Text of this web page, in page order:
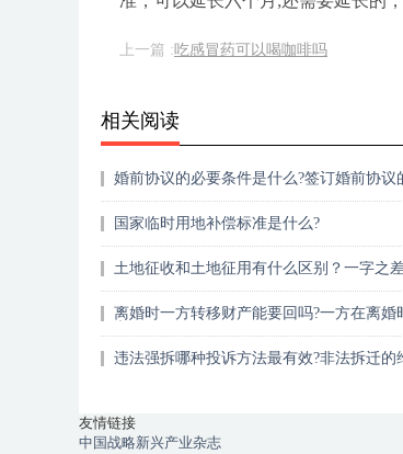
上一篇 :吃感冒药可以喝咖啡吗
相关阅读
婚前协议的必要条件是什么?签订婚前协议
国家临时用地补偿标准是什么?
土地征收和土地征用有什么区别？一字之
离婚时一方转移财产能要回吗?一方在离婚
违法强拆哪种投诉方法最有效?非法拆迁的
友情链接
中国战略新兴产业杂志